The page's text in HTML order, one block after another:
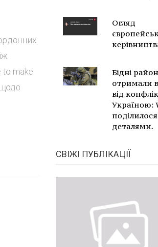
to make
Огляд
Бідні
отримали
від
Україною:
поділилося
деталями.
СВІЖІ ПУБЛІКАЦІЇ